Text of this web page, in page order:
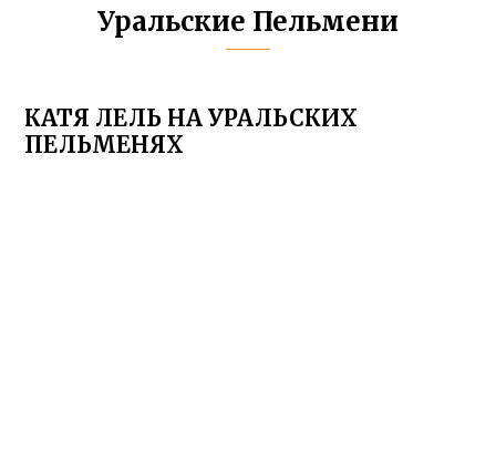
Уральские Пельмени
КАТЯ ЛЕЛЬ НА УРАЛЬСКИХ
ПЕЛЬМЕНЯХ